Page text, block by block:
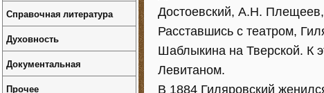
Достоевский, А.Н.
Расставшись с театром,
Шаблыкина на Тверской. К
Левитаном.
В 1884 Гиляровский
Справочная литература
Духовность
Документальная
Прочее